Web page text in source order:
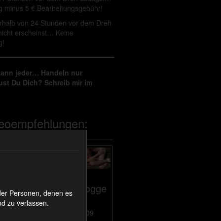
minus 5 € Bearbeitungsgebühr!
von 24 Stunden vor dem Dreh
erscheinst… Keine
jeder… Handeln nur
Du Dich? Schreib mir im
Posing
in
Lack
Joggerquickie
4:09
Personen, denen es
zu verlassen.